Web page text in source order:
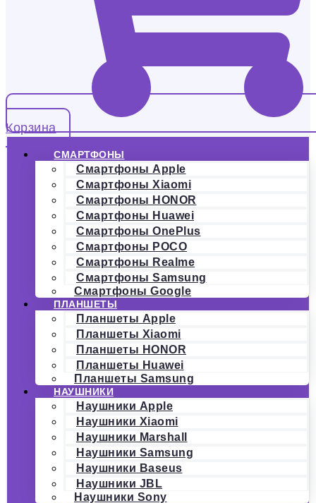
Корзина
СМАРТФОНЫ
Смартфоны Apple
Смартфоны Xiaomi
Смартфоны HONOR
Смартфоны Huawei
Смартфоны OnePlus
Смартфоны POCO
Смартфоны Realme
Смартфоны Samsung
Смартфоны Google
ПЛАНШЕТЫ
Планшеты Apple
Планшеты Xiaomi
Планшеты HONOR
Планшеты Huawei
Планшеты Samsung
НАУШНИКИ
Наушники Apple
Наушники Xiaomi
Наушники Marshall
Наушники Samsung
Наушники Baseus
Наушники JBL
Наушники Sony